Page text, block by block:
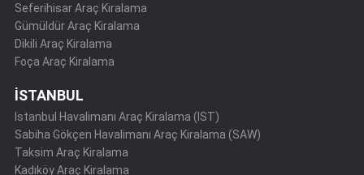
Seferihisar Araç Kiralama
Gümüldür Araç Kiralama
Dikili Araç Kiralama
Foça Araç Kiralama
İSTANBUL
Istanbul Havalimanı Araç Kiralama (IST)
Sabiha Gökçen Havalimanı Araç Kiralama (SAW)
Taksim Araç Kiralama
Kadıköy Araç Kiralama